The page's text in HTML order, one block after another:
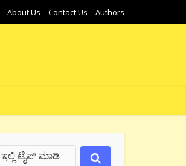
About Us Contact Us Authors